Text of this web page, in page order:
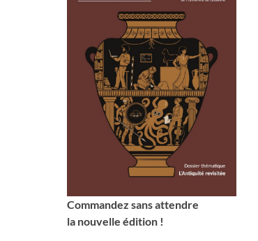
Commandez sans attendre
la nouvelle édition !